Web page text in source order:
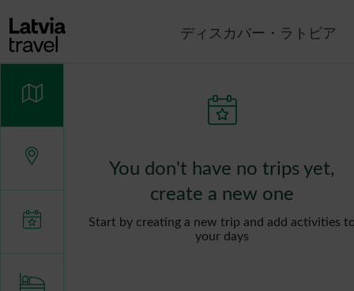
ディスカバー・ラトビア
You don't have no trips yet,
create a new one
Start by creating a new trip and add activities to
your days